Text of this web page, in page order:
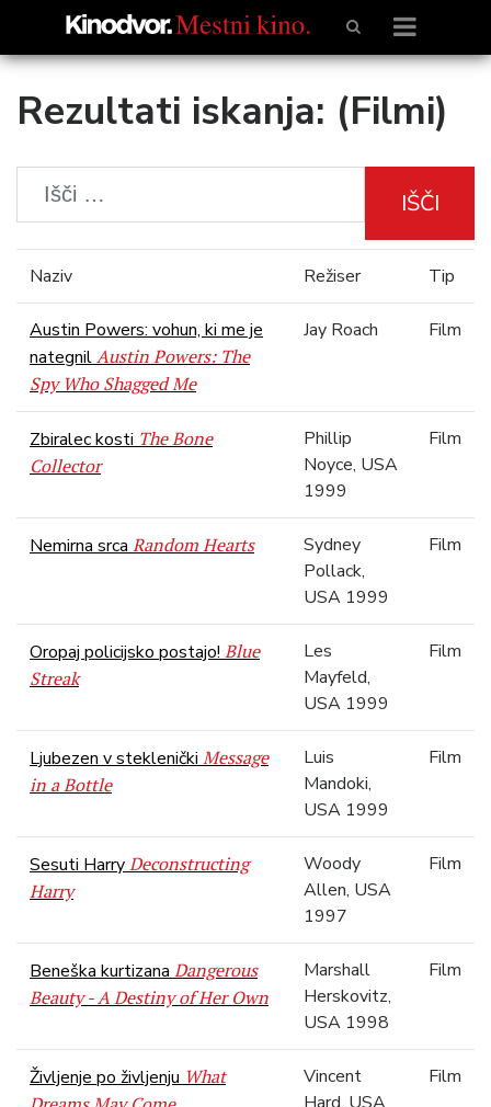
Rezultati iskanja: (Filmi)
IŠČI
Naziv Režiser Tip
Austin Powers: vohun, ki me je
nategnilAustin Powers: The
Spy Who Shagged Me
Jay Roach Film
Zbiralec kosti The Bone
Collector
Phillip
Noyce, USA
1999
Film
Nemirna srca Random Hearts
Sydney
Pollack,
USA 1999
Film
Oropaj policijsko postajo! Blue
Streak
Les
Mayfeld,
USA 1999
Film
Ljubezen v steklenički Message
in a Bottle
Luis
Mandoki,
USA 1999
Film
Sesuti HarryDeconstructing
Harry
Woody
Allen, USA
1997
Film
Beneška kurtizana Dangerous
Beauty - A Destiny of Her Own
Marshall
Herskovitz,
USA 1998
Film
Življenje po življenju What
Vincent
Film